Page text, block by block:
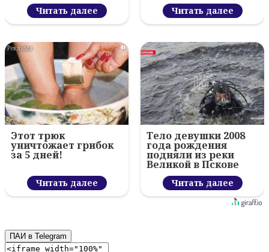
Читать далее Читать далее
i
Этот трюк
уничтожает грибок
за 5 дней!
Читать далее
Тело девушки 2008
года рождения
подняли из реки
Великой в Пскове
Читать далее
ПАИ в Telegram